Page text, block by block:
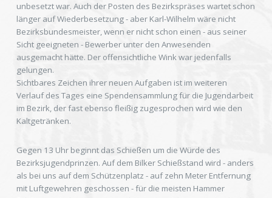
unbesetzt war. Auch der Posten des Bezirkspräses wartet schon
länger auf Wiederbesetzung - aber Karl-Wilhelm wäre nicht
Bezirksbundesmeister, wenn er nicht schon einen - aus seiner
Sicht geeigneten - Bewerber unter den Anwesenden
ausgemacht hätte. Der offensichtliche Wink war jedenfalls
gelungen.
Sichtbares Zeichen ihrer neuen Aufgaben ist im weiteren
Verlauf des Tages eine Spendensammlung für die Jugendarbeit
im Bezirk, der fast ebenso fleißig zugesprochen wird wie den
Kaltgetränken.
Gegen 13 Uhr beginnt das Schießen um die Würde des
Bezirksjugendprinzen. Auf dem Bilker Schießstand wird - anders
als bei uns auf dem Schützenplatz - auf zehn Meter Entfernung
mit Luftgewehren geschossen - für die meisten Hammer